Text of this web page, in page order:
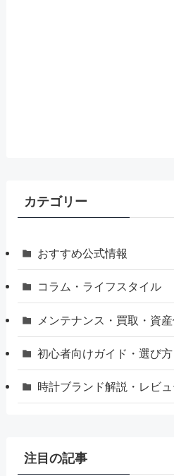
カテゴリー
おすすめ公式情報
コラム・ライフスタイル
メンテナンス・買取・資
初心者向けガイド・選び方
時計ブランド解説・レビ
注目の記事